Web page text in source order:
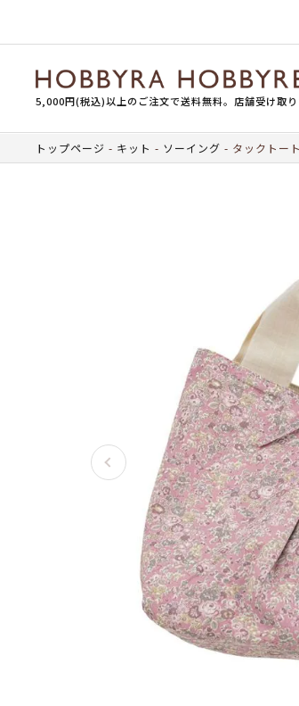
5,000円(税込)以上のご注文で送料無料。店舗受け取り
トップページ キット ソーイング タックトー